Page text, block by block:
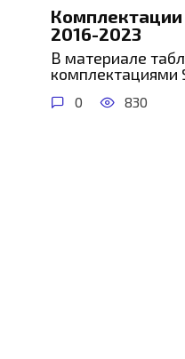
2016-2023
В материале
комплектациями
0 830